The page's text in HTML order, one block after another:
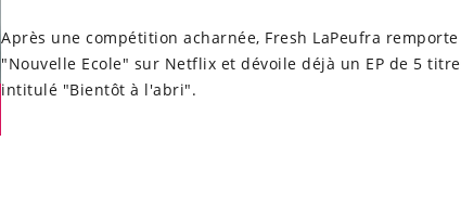
Après une compétition acharnée, Fresh LaPeufra remporte
"Nouvelle Ecole" sur Netflix et dévoile déjà un EP de 5
intitulé "Bientôt à l'abri".